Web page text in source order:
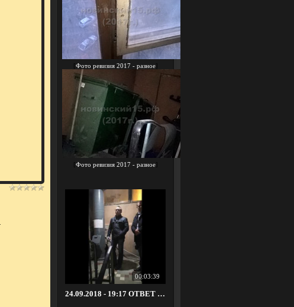
[Фото ревизия 2017 - разное]
[Фото ревизия 2017 - разное]
00:03:39
24.09.2018 - 19:17 ОТВЕТ ГЛАВЫ УПРАВЫ АРБАТ ДЕРЮГИНА А.А. ПО ПОВОДУ СНОСА МКД И ПЛАТЕЖЕЙ!